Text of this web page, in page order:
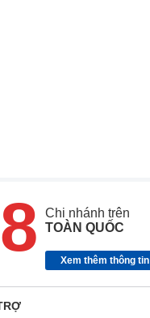
Chi nhánh trên
TOÀN QUỐC
Xem thêm thông tin